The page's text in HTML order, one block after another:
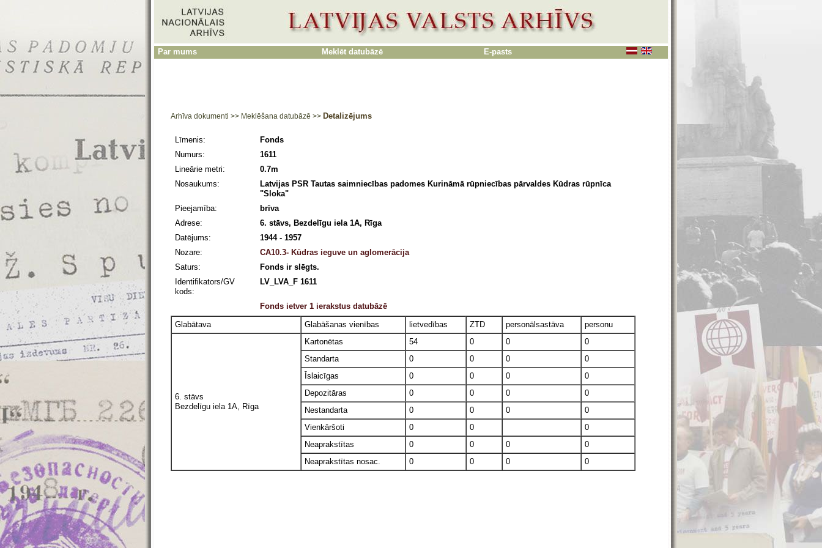
Par mums Meklēt datubāzē E-pasts
Arhīva dokumenti >> Meklēšana datubāzē >> Detalizējums
Līmenis:
Fonds
Numurs:
1611
Lineārie metri:
0.7m
Nosaukums:
Latvijas PSR Tautas saimniecības padomes Kurināmā rūpniecības pārvaldes Kūdras rūpnīca
"Sloka"
Pieejamība:
brīva
Adrese:
6. stāvs, Bezdelīgu iela 1A, Rīga
Datējums:
1944 - 1957
Nozare:
CA10.3- Kūdras ieguve un aglomerācija
Saturs:
Fonds ir slēgts.
Identifikators/GV
kods:
LV_LVA_F 1611
Fonds ietver 1 ierakstus datubāzē
Glabātava
Glabāšanas vienības lietvedības ZTD personālsastāva personu
6. stāvs
Bezdelīgu iela 1A, Rīga
Kartonētas 54 0 0
0
Standarta
0 0 0
0
Īslaicīgas
0 0 0
0
Depozitāras
0 0 0
0
Nestandarta
0 0 0
0
Vienkāršoti
0 0
0
Neaprakstītas
0 0 0
0
Neaprakstītas nosac.
0 0 0 0